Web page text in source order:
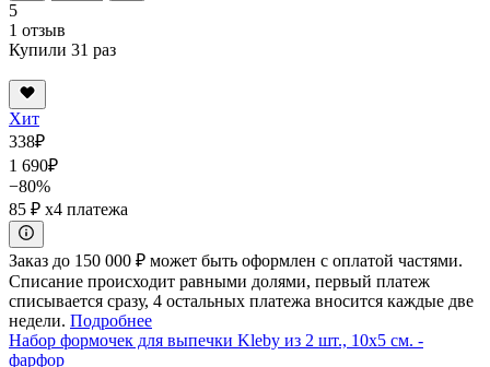
5
1 отзыв
Купили 31 раз
Хит
338₽
1 690₽
−80%
85 ₽ x4 платежа
Заказ до 150 000 ₽ может быть оформлен с оплатой частями.
Списание происходит равными долями, первый платеж
списывается сразу, 4 остальных платежа вносится каждые две
недели. Подробнее
Набор формочек для выпечки Kleby из 2 шт., 10x5 см. -
фарфор